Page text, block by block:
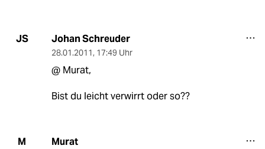
JS Johan Schreuder
28.01.2011, 17:49 Uhr
@ Murat,
Bist du leicht verwirrt oder so??
M Murat